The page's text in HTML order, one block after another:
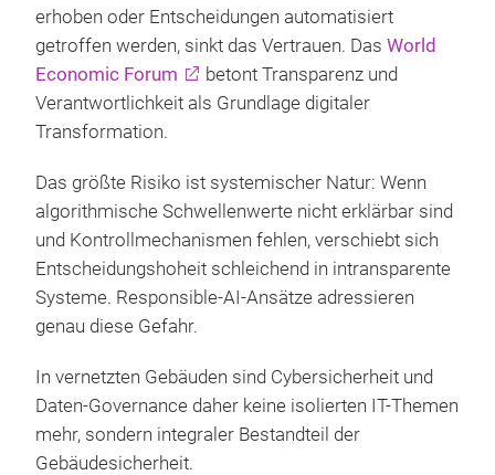
erhoben oder Entscheidungen automatisiert
getroffen werden, sinkt das Vertrauen. Das World
Economic Forum
betont Transparenz und
Verantwortlichkeit als Grundlage digitaler
Transformation.
Das größte Risiko ist systemischer Natur: Wenn
algorithmische Schwellenwerte nicht erklärbar sind
und Kontrollmechanismen fehlen, verschiebt sich
Entscheidungshoheit schleichend in intransparente
Systeme. Responsible-AI-Ansätze adressieren
genau diese Gefahr.
In vernetzten Gebäuden sind Cybersicherheit und
Daten-Governance daher keine isolierten IT-Themen
mehr, sondern integraler Bestandteil der
Gebäudesicherheit.